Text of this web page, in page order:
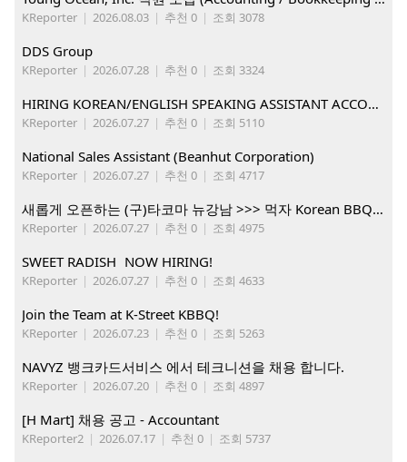
KReporter | 2026.08.03 | 추천 0 | 조회 3078
DDS Group
KReporter | 2026.07.28 | 추천 0 | 조회 3324
HIRING KOREAN/ENGLISH SPEAKING ASSISTANT ACCOUNT MANAGER
KReporter | 2026.07.27 | 추천 0 | 조회 5110
National Sales Assistant (Beanhut Corporation)
KReporter | 2026.07.27 | 추천 0 | 조회 4717
새롭게 오픈하는 (구)타코마 뉴강남 >>> 먹자 Korean BBQ 구인중
KReporter | 2026.07.27 | 추천 0 | 조회 4975
SWEET RADISH NOW HIRING!
KReporter | 2026.07.27 | 추천 0 | 조회 4633
Join the Team at K-Street KBBQ!
KReporter | 2026.07.23 | 추천 0 | 조회 5263
NAVYZ 뱅크카드서비스 에서 테크니션을 채용 합니다.
KReporter | 2026.07.20 | 추천 0 | 조회 4897
[H Mart] 채용 공고 - Accountant
KReporter2 | 2026.07.17 | 추천 0 | 조회 5737